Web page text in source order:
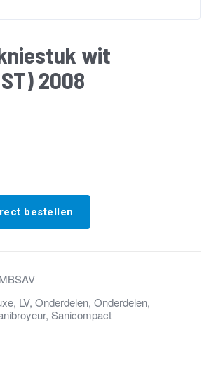
wit
2008
bestellen
, LV, Onderdelen, Onderdelen,
, Sanicompact